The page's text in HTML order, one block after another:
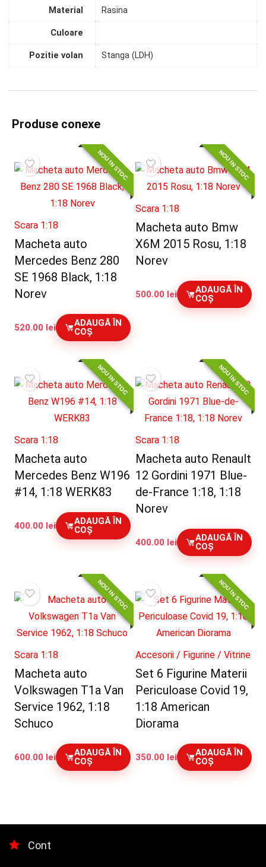
Material Rasina
Culoare
Pozitie volan Stanga (LDH)
Produse conexe
NOU IN STOC
Scara 1:18
Macheta auto
Mercedes Benz 280
SE 1968 Black, 1:18
Norev
520.00 lei
ADAUGĂ ÎN
COȘ
NOU IN STOC
Scara 1:18
Macheta auto Bmw
X6M 2015 Rosu, 1:18
Norev
500.00 lei
ADAUGĂ ÎN
COȘ
NOU IN STOC
Scara 1:18
Macheta auto
Mercedes Benz W196
#14, 1:18 WERK83
400.00 lei
ADAUGĂ ÎN
COȘ
NOU IN STOC
Scara 1:18
Macheta auto Renault
12 Gordini 1971 Blue-
de-France 1:18, 1:18
Norev
400.00 lei
ADAUGĂ ÎN
COȘ
NOU IN STOC
Scara 1:18
Macheta auto
Volkswagen T1a Van
Service 1962, 1:18
Schuco
600.00 lei
ADAUGĂ ÎN
COȘ
NOU IN STOC
Accesorii / Figurine / Vitrine
Set 6 Figurine Materii
Periculoase Covid 19,
1:18 American
Diorama
350.00 lei
ADAUGĂ ÎN
COȘ
Cont